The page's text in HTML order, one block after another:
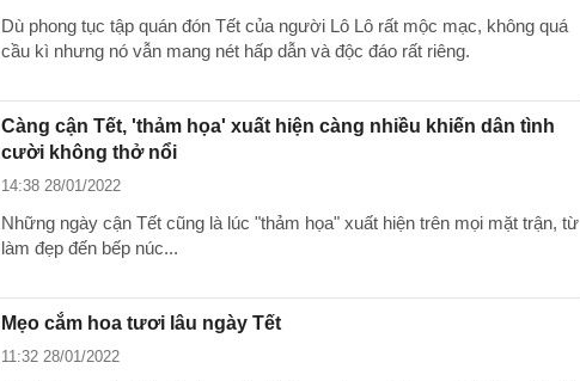
Dù phong tục tập quán đón Tết của người Lô Lô rất mộc mạc, không quá
cầu kì nhưng nó vẫn mang nét hấp dẫn và độc đáo rất riêng.
Càng cận Tết, 'thảm họa' xuất hiện càng nhiều khiến dân tình
cười không thở nổi
14:38 28/01/2022
Những ngày cận Tết cũng là lúc "thảm họa" xuất hiện trên mọi mặt trận, từ
làm đẹp đến bếp núc...
Mẹo cắm hoa tươi lâu ngày Tết
11:32 28/01/2022